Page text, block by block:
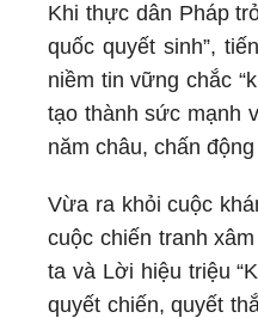
Khi thực dân Pháp
quốc quyết sinh”,
niềm tin vững chắc
tạo thành sức mạnh
năm châu, chấn
Vừa ra khỏi cuộc
cuộc chiến tranh
ta và Lời hiệu triệu
quyết chiến, quyết